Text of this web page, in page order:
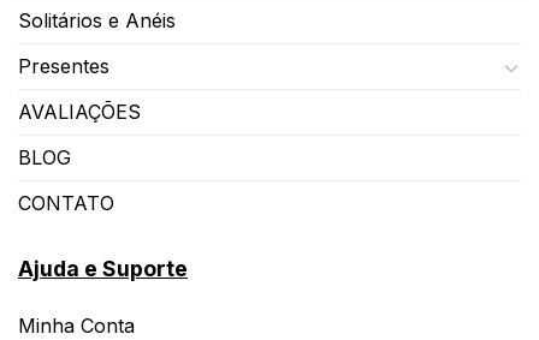
Solitários e Anéis
Presentes
AVALIAÇÕES
BLOG
CONTATO
Ajuda e Suporte
Minha Conta